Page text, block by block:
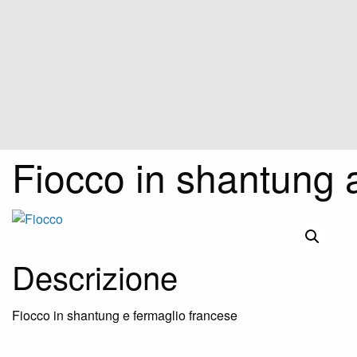
Fiocco in shantung
Descrizione
Fiocco in shantung e fermaglio francese